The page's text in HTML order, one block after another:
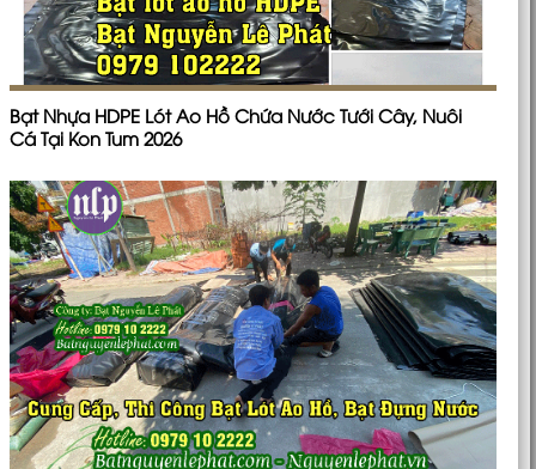
Bạt Nhựa HDPE Lót Ao Hồ Chứa Nước Tưới Cây, Nuôi
Cá Tại Kon Tum 2026